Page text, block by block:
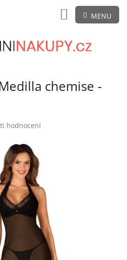
NÁKUPNÍ
KOŠÍK
chemise -
hodnocení